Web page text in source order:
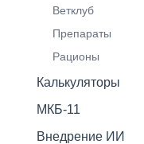
Ветклуб
Препараты
Рационы
Калькуляторы
МКБ-11
Внедрение ИИ